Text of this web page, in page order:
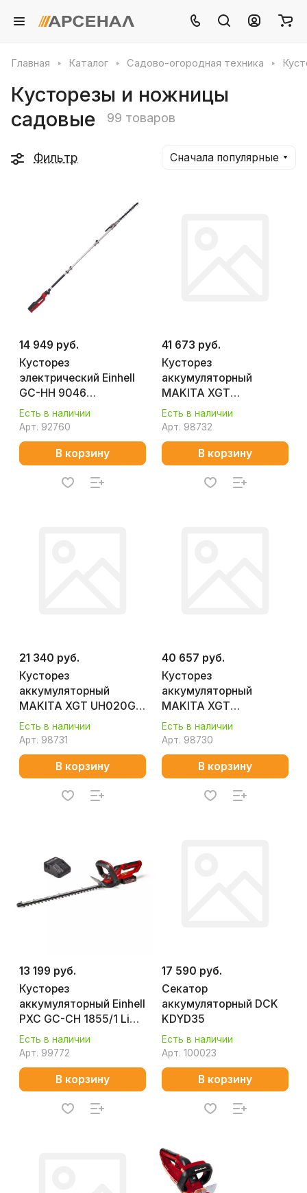
Главная Каталог Садово-огородная техника
Кусторезы и ножницы
садовые
99 товаров
Фильтр Сначала популярные
14 949 руб.
Кусторез
электрический Einhell
GC-HH 9046
(телескопическая
штанга) 3403880
Есть в наличии
Арт. 92760
В корзину
41 673 руб.
Кусторез
аккумуляторный
MAKITA XGT
UH021GD101
Есть в наличии
Арт. 98732
В корзину
21 340 руб.
Кусторез
аккумуляторный
MAKITA XGT UH020GZ
(без АКБ и ЗУ)
Есть в наличии
Арт. 98731
В корзину
40 657 руб.
Кусторез
аккумуляторный
MAKITA XGT
UH020GD101
Есть в наличии
Арт. 98730
В корзину
13 199 руб.
Кусторез
аккумуляторный Einhell
PXC GC-CH 1855/1 Li
3410506
Есть в наличии
Арт. 99772
В корзину
17 590 руб.
Секатор
аккумуляторный DCK
KDYD35
Есть в наличии
Арт. 100023
В корзину